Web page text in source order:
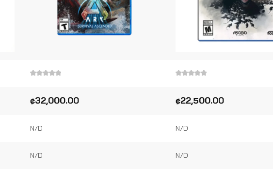
de
5
de
5
₡32,000.00 ₡22,500.00
N/D N/D
N/D N/D